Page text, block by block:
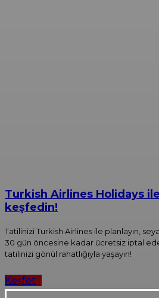
Turkish Airlines Holidays
keşfedin!
Tatilinizi Turkish Airlines ile planlayın,
30 gün öncesine kadar ücretsiz iptal
tatilinizi gönül rahatlığıyla yaşayın!
Keşfet